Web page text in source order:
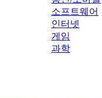
소프트웨어
인터넷
게임
과학